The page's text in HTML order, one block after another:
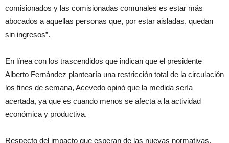
comisionados y las comisionadas comunales es estar más
abocados a aquellas personas que, por estar aisladas, quedan
sin ingresos”.
En línea con los trascendidos que indican que el presidente
Alberto Fernández plantearía una restricción total de la circulación
los fines de semana, Acevedo opinó que la medida sería
acertada, ya que es cuando menos se afecta a la actividad
económica y productiva.
Respecto del impacto que esperan de las nuevas normativas,